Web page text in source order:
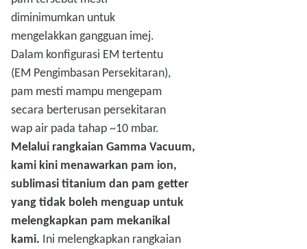
diminimumkan untuk
mengelakkan gangguan imej.
Dalam konfigurasi EM tertentu
(EM Pengimbasan Persekitaran),
pam mesti mampu mengepam
secara berterusan persekitaran
wap air pada tahap ~10 mbar.
Melalui rangkaian Gamma Vacuum,
kami kini menawarkan pam ion,
sublimasi titanium dan pam getter
yang tidak boleh menguap untuk
melengkapkan pam mekanikal
kami. Ini melengkapkan rangkaian